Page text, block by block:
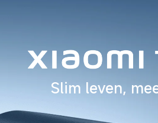
Slim leven,